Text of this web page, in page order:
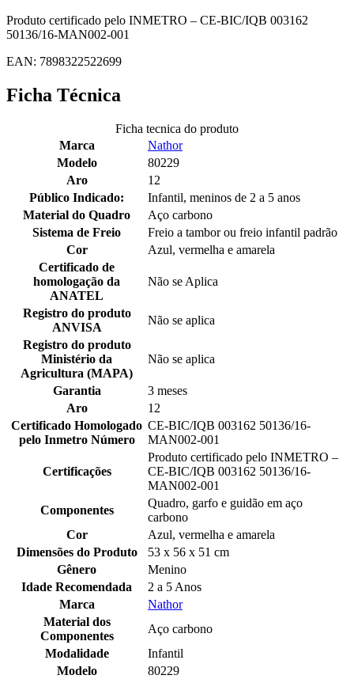
Produto certificado pelo INMETRO – CE-BIC/IQB 003162
50136/16-MAN002-001
EAN: 7898322522699
Ficha Técnica
Ficha tecnica do produto
Marca
Nathor
Modelo
80229
Aro
12
Público Indicado:
Infantil, meninos de 2 a 5 anos
Material do Quadro
Aço carbono
Sistema de Freio
Freio a tambor ou freio infantil padrão
Cor
Azul, vermelha e amarela
Certificado de
homologação da
ANATEL
Não se Aplica
Registro do produto
ANVISA
Não se aplica
Registro do produto
Ministério da
Agricultura (MAPA)
Não se aplica
Garantia
3 meses
Aro
12
Certificado Homologado
pelo Inmetro Número
CE-BIC/IQB 003162 50136/16-
MAN002-001
Certificações
Produto certificado pelo INMETRO –
CE-BIC/IQB 003162 50136/16-
MAN002-001
Componentes
Quadro, garfo e guidão em aço
carbono
Cor
Azul, vermelha e amarela
Dimensões do Produto
53 x 56 x 51 cm
Gênero
Menino
Idade Recomendada
2 a 5 Anos
Marca
Nathor
Material dos
Componentes
Aço carbono
Modalidade
Infantil
Modelo
80229